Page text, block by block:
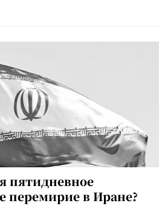
пятидневное
перемирие в Иране?